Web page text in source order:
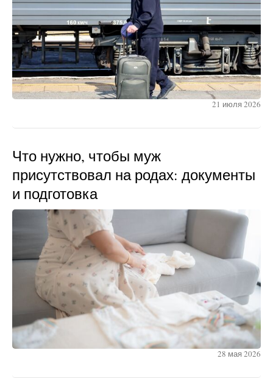
21 июля 2026
Что нужно, чтобы муж
присутствовал на родах: документы
и подготовка
28 мая 2026